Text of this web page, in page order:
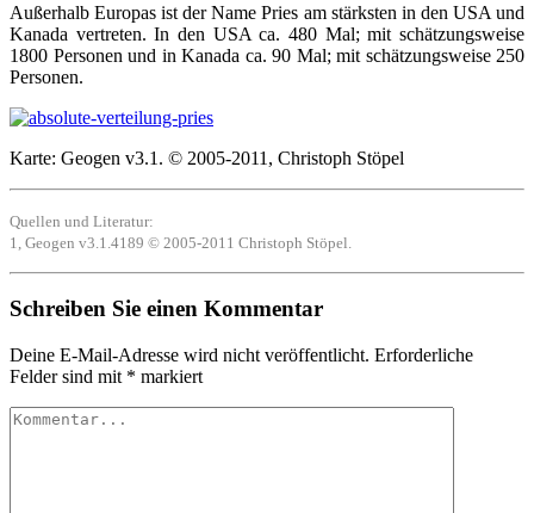
Außerhalb Europas ist der Name Pries am stärksten in den USA und
Kanada vertreten. In den USA ca. 480 Mal; mit schätzungsweise
1800 Personen und in Kanada ca. 90 Mal; mit schätzungsweise 250
Personen.
Karte: Geogen v3.1. © 2005-2011, Christoph Stöpel
Quellen und Literatur:
1, Geogen v3.1.4189 © 2005-2011 Christoph Stöpel.
Schreiben Sie einen Kommentar
Deine E-Mail-Adresse wird nicht veröffentlicht. Erforderliche
Felder sind mit * markiert